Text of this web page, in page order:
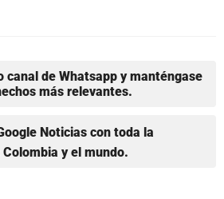
canal de Whatsapp y manténgase
más relevantes.
Noticias con toda la
y el mundo.